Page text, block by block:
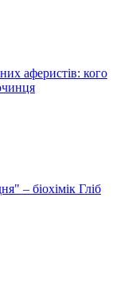
аферистів: кого
– біохімік Гліб